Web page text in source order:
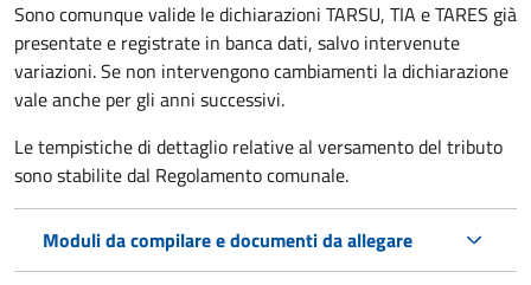
Sono comunque valide le dichiarazioni TARSU, TIA e TARES già
presentate e registrate in banca dati, salvo intervenute
variazioni. Se non intervengono cambiamenti la dichiarazione
vale anche per gli anni successivi.
Le tempistiche di dettaglio relative al versamento del tributo
sono stabilite dal Regolamento comunale.
Moduli da compilare e documenti da allegare